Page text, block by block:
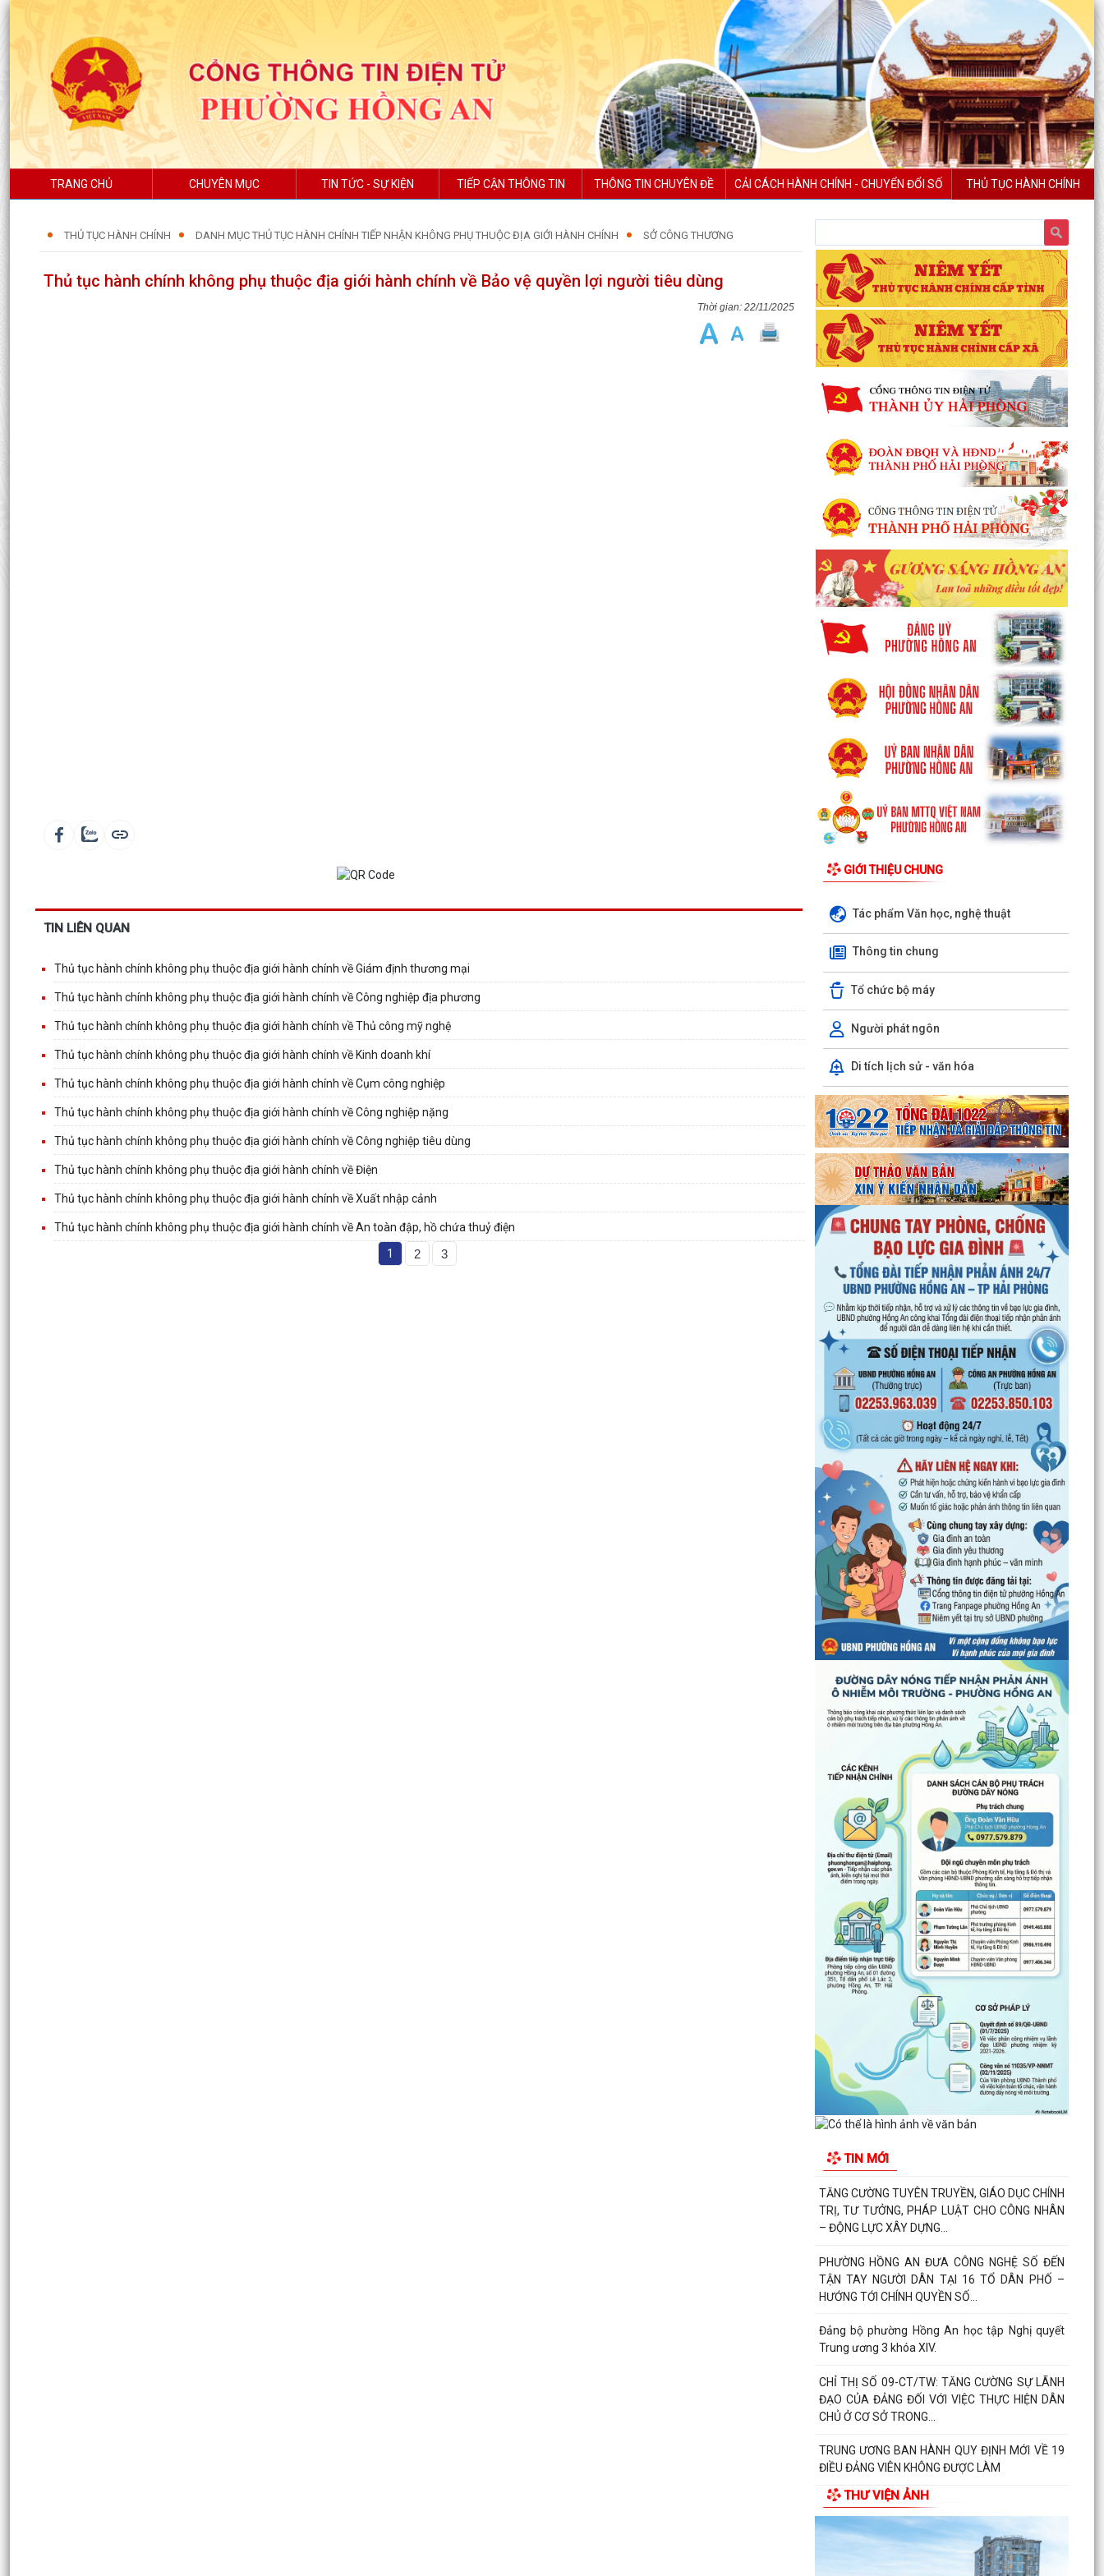
TRANG CHỦ CHUYÊN MỤC TIN TỨC - SỰ KIỆN TIẾP CẬN THÔNG TIN THÔNG TIN CHUYÊN ĐỀ CẢI CÁCH HÀNH CHÍNH - CHUYỂN ĐỔI SỐ THỦ TỤC HÀNH CHÍNH
THỦ TỤC HÀNH CHÍNH DANH MỤC THỦ TỤC HÀNH CHÍNH TIẾP NHẬN KHÔNG PHỤ THUỘC ĐỊA GIỚI HÀNH CHÍNH SỞ CÔNG THƯƠNG
Thủ tục hành chính không phụ thuộc địa giới hành chính về Bảo vệ quyền lợi người tiêu dùng
22/11/2025
TIN LIÊN QUAN
Thủ tục hành chính không phụ thuộc địa giới hành chính về Giám định thương mại
Thủ tục hành chính không phụ thuộc địa giới hành chính về Công nghiệp địa phương
Thủ tục hành chính không phụ thuộc địa giới hành chính về Thủ công mỹ nghệ
Thủ tục hành chính không phụ thuộc địa giới hành chính về Kinh doanh khí
Thủ tục hành chính không phụ thuộc địa giới hành chính về Cụm công nghiệp
Thủ tục hành chính không phụ thuộc địa giới hành chính về Công nghiệp nặng
Thủ tục hành chính không phụ thuộc địa giới hành chính về Công nghiệp tiêu dùng
Thủ tục hành chính không phụ thuộc địa giới hành chính về Điện
Thủ tục hành chính không phụ thuộc địa giới hành chính về Xuất nhập cảnh
Thủ tục hành chính không phụ thuộc địa giới hành chính về An toàn đập, hồ chứa thuỷ điện
1 2 3
GIỚI THIỆU CHUNG
Tác phẩm Văn học, nghệ thuật
Thông tin chung
Tổ chức bộ máy
Người phát ngôn
Di tích lịch sử - văn hóa
TIN MỚI
UBND phường Hồng An thông tin về Nghị quyết
số 23/2026/NQ-HĐND ngày 28/7/2026 của
HĐND thành phố...
Bình dân học vụ số - nền tảng cho sự phát triển
trong kỷ nguyên số
Thông báo về việc niêm yết công khai Phương
án bồi thường, hỗ trợ dự kiến đối với các hộ gia
đình,...
QUAN ĐIỂM CỐT LÕI CỦA NGHỊ QUYẾT SỐ 80-
NQ/TW NGÀY 07/01/2026 VỀ PHÁT TRIỂN VĂN
HOÁ VIỆT NAM - XÂY...
PHƯỜNG HỒNG AN TỔ CHỨC SƠ KẾT ĐÁNH GIÁ
TÌNH HÌNH TRIỂN KHAI THỰC HIỆN MÔ HÌNH “TỔ
DÂN PHỐ KHÔNG MA...
Thông báo kết quả Kỳ họp thứ 3 (Kỳ họp thường
lệ giữa năm 2026) HĐND thành phố khóa XVII,
nhiệm kỳ...
PHƯỜNG HỒNG AN RA QUÂN TỔNG VỆ SINH
MÔI TRƯỜNG, CHUNG TAY XÂY DỰNG ĐÔ THỊ
SÁNG - XANH - SẠCH - ĐẸP
Quyết định về việc công bố Người phát ngôn và
cung cấp thông tin cho báo chí của Ủy ban nhân
Quyết định về việc Ban hành Quy chế phát ngôn
và cung cấp thông tin cho báo chí của Ủy ban
nhân dân...
Phường Hồng An ký kết Chương trình phối hợp
tự...
TĂNG CƯỜNG TUYÊN TRUYỀN, GIÁO DỤC CHÍNH
TRỊ, TƯ TƯỞNG, PHÁP LUẬT CHO CÔNG NHÂN
– ĐỘNG LỰC XÂY DỰNG...
PHƯỜNG HỒNG AN ĐƯA CÔNG NGHỆ SỐ ĐẾN
TẬN TAY NGƯỜI DÂN TẠI 16 TỔ DÂN PHỐ –
HƯỚNG TỚI CHÍNH QUYỀN SỐ...
Đảng bộ phường Hồng An học tập Nghị quyết
Trung ương 3 khóa XIV.
CHỈ THỊ SỐ 09-CT/TW: TĂNG CƯỜNG SỰ LÃNH
ĐẠO CỦA ĐẢNG ĐỐI VỚI VIỆC THỰC HIỆN DÂN
CHỦ Ở CƠ SỞ TRONG...
TRUNG ƯƠNG BAN HÀNH QUY ĐỊNH MỚI VỀ 19
ĐIỀU ĐẢNG VIÊN KHÔNG ĐƯỢC LÀM
ĐẢNG UỶ - HĐND - UBND- UBMTTQ VN PHƯỜNG
HỒNG AN THĂM VÀ CHÚC MỪNG LIÊN ĐOÀN
LAO ĐỘNG THÀNH PHỐ NHÂN...
UBND phường Hồng An tổ chức Hội nghị đánh
THƯ VIỆN ẢNH